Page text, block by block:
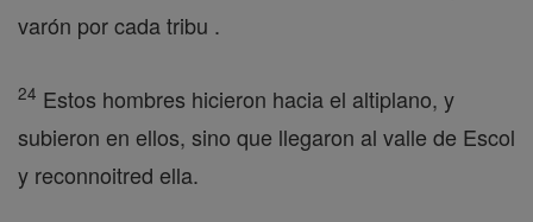
varón por cada tribu .
24 Estos hombres hicieron hacia el altiplano, y
subieron en ellos, sino que llegaron al valle de Escol
y reconnoitred ella.